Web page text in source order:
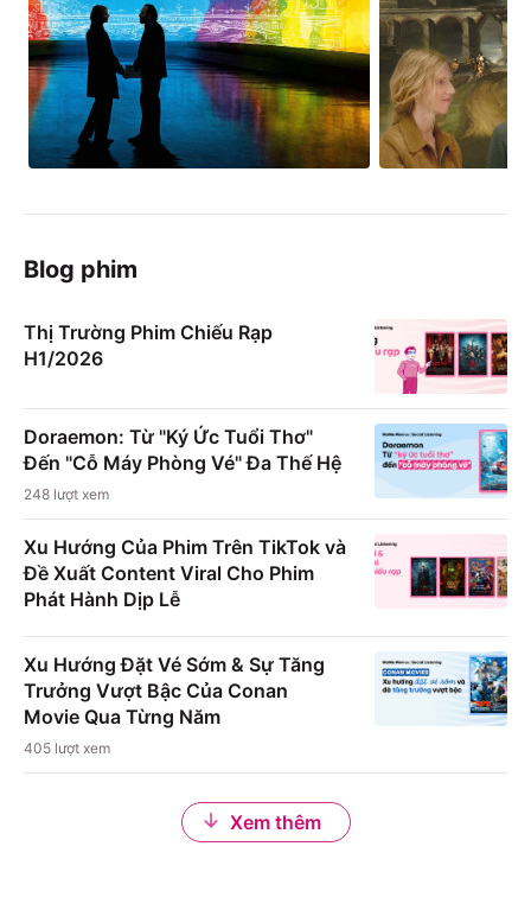
Blog phim
Thị Trường Phim Chiếu Rạp
H1/2026
Doraemon: Từ "Ký Ức Tuổi Thơ"
Đến "Cỗ Máy Phòng Vé" Đa Thế Hệ
248 lượt xem
Xu Hướng Của Phim Trên TikTok và
Đề Xuất Content Viral Cho Phim
Phát Hành Dịp Lễ
Xu Hướng Đặt Vé Sớm & Sự Tăng
Trưởng Vượt Bậc Của Conan
Movie Qua Từng Năm
405 lượt xem
Xem thêm